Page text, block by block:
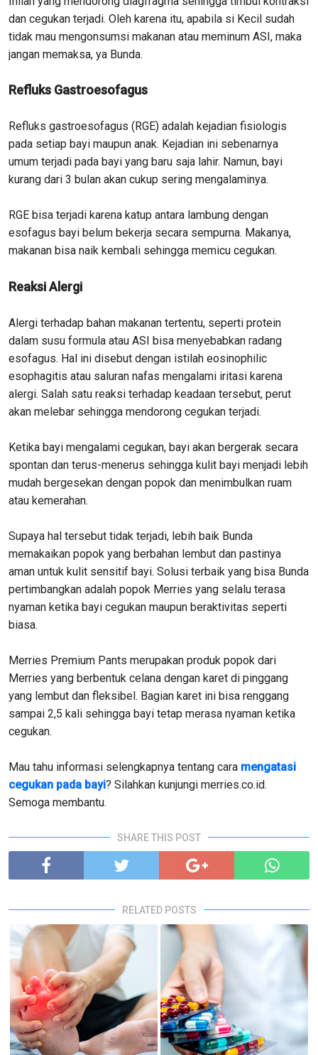
dan cegukan terjadi. Oleh karena itu, apabila si Kecil sudah
tidak mau mengonsumsi makanan atau meminum ASI, maka
jangan memaksa, ya Bunda.
Refluks Gastroesofagus
Refluks gastroesofagus (RGE) adalah kejadian fisiologis
pada setiap bayi maupun anak. Kejadian ini sebenarnya
umum terjadi pada bayi yang baru saja lahir. Namun, bayi
kurang dari 3 bulan akan cukup sering mengalaminya.
RGE bisa terjadi karena katup antara lambung dengan
esofagus bayi belum bekerja secara sempurna. Makanya,
makanan bisa naik kembali sehingga memicu cegukan.
Reaksi Alergi
Alergi terhadap bahan makanan tertentu, seperti protein
dalam susu formula atau ASI bisa menyebabkan radang
esofagus. Hal ini disebut dengan istilah eosinophilic
esophagitis atau saluran nafas mengalami iritasi karena
alergi. Salah satu reaksi terhadap keadaan tersebut, perut
akan melebar sehingga mendorong cegukan terjadi.
Ketika bayi mengalami cegukan, bayi akan bergerak secara
spontan dan terus-menerus sehingga kulit bayi menjadi lebih
mudah bergesekan dengan popok dan menimbulkan ruam
atau kemerahan.
Supaya hal tersebut tidak terjadi, lebih baik Bunda
memakaikan popok yang berbahan lembut dan pastinya
aman untuk kulit sensitif bayi. Solusi terbaik yang bisa Bunda
pertimbangkan adalah popok Merries yang selalu terasa
nyaman ketika bayi cegukan maupun beraktivitas seperti
biasa.
Merries Premium Pants merupakan produk popok dari
Merries yang berbentuk celana dengan karet di pinggang
yang lembut dan fleksibel. Bagian karet ini bisa renggang
sampai 2,5 kali sehingga bayi tetap merasa nyaman ketika
cegukan.
Mau tahu informasi selengkapnya tentang cara mengatasi
cegukan pada bayi? Silahkan kunjungi merries.co.id.
Semoga membantu.
SHARE THIS POST
RELATED POSTS